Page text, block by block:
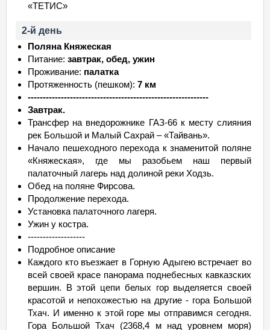
«ТЕТИС»
2-й день
Поляна Княжеская
Питание: завтрак, обед, ужин
Проживание: палатка
Протяженность (пешком): 7 км
------------------------------------------------------------
Завтрак.
Трансфер на внедорожнике ГАЗ-66 к месту слияния
рек Большой и Малый Сахрай – «Тайвань».
Начало пешеходного перехода к знаменитой поляне
«Княжеская», где мы разобьем наш первый
палаточный лагерь над долиной реки Ходзь.
Обед на поляне Фирсова.
Продолжение перехода.
Установка палаточного лагеря.
Ужин у костра.
-------------------
Подробное описание
Каждого кто въезжает в Горную Адыгею встречает во
всей своей красе панорама поднебесных кавказских
вершин. В этой цепи белых гор выделяется своей
красотой и непохожестью на другие - гора Большой
Тхач. И именно к этой горе мы отправимся сегодня.
Гора Большой Тхач (2368,4 м над уровнем моря)